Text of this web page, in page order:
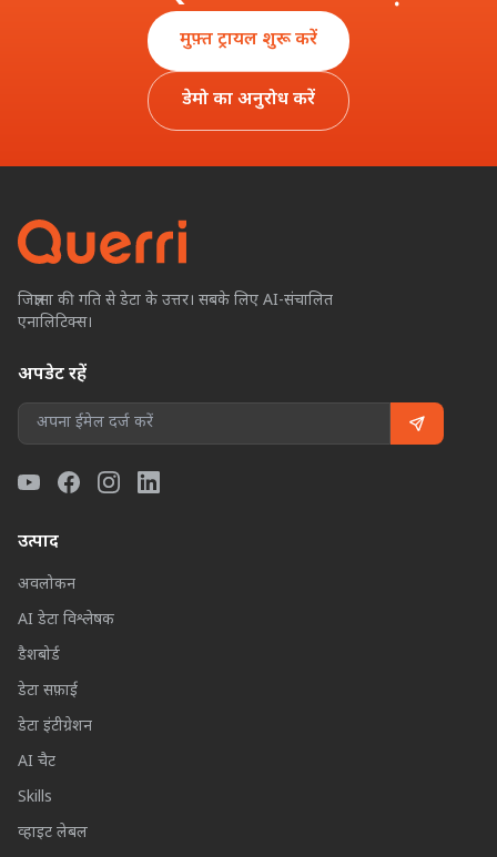
मुफ़्त ट्रायल शुरू करें
डेमो का अनुरोध करें
जिज्ञासा की गति से डेटा के उत्तर। सबके लिए AI-संचालित
एनालिटिक्स।
अपडेट रहें
उत्पाद
अवलोकन
AI डेटा विश्लेषक
डैशबोर्ड
डेटा सफ़ाई
डेटा इंटीग्रेशन
AI चैट
Skills
व्हाइट लेबल